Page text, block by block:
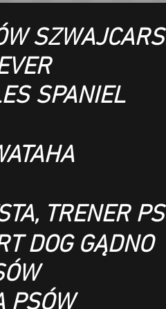
SPANIEL
TRENER
DOG GĄDNO